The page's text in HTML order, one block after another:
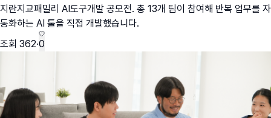
지란지교패밀리 AI도구개발 공모전. 총 13개 팀이 참여해 반복 업무를 자
동화하는 AI 툴을 직접 개발했습니다.
조회 362·0